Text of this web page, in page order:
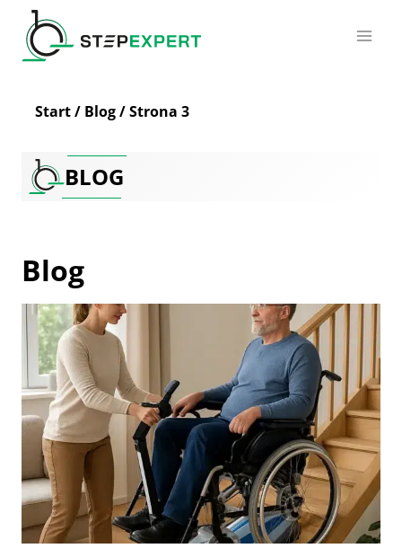
Przejdź
treści
Start/ Blog/Strona 3
BLOG
Blog